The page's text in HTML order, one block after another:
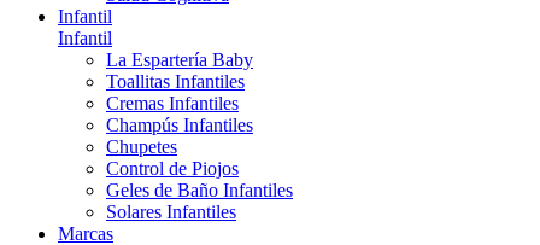
Infantil
Infantil
La Espartería Baby
Toallitas Infantiles
Cremas Infantiles
Champús Infantiles
Chupetes
Control de Piojos
Geles de Baño Infantiles
Solares Infantiles
Marcas